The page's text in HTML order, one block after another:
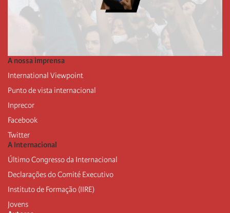
A nossa imprensa
International Viewpoint
Punto de vista internacional
Inprecor
Facebook
Twitter
A Internacional
Último Congresso da Internacional
Declarações do Comité Executivo
Instituto de Formação (IIRE)
Jovens